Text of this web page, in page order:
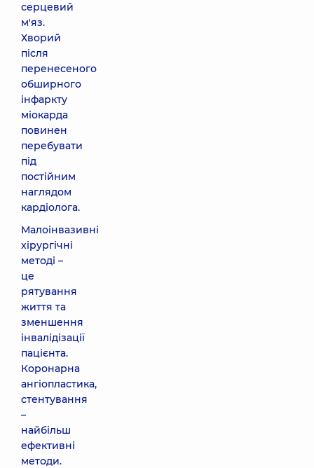
серцевий
м'яз.
Хворий
після
перенесеного
обширного
інфаркту
міокарда
повинен
перебувати
під
постійним
наглядом
кардіолога.
Малоінвазивні
хірургічні
методі –
це
рятування
життя та
зменшення
інвалідізації
пацієнта.
Коронарна
ангіопластика,
стентування
–
найбільш
ефективні
методи.